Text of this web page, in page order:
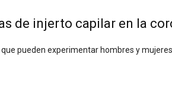
de injerto capilar en la
pueden experimentar hombres y